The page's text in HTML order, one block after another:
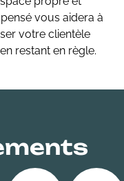
vous aidera à
votre clientèle
restant en règle.